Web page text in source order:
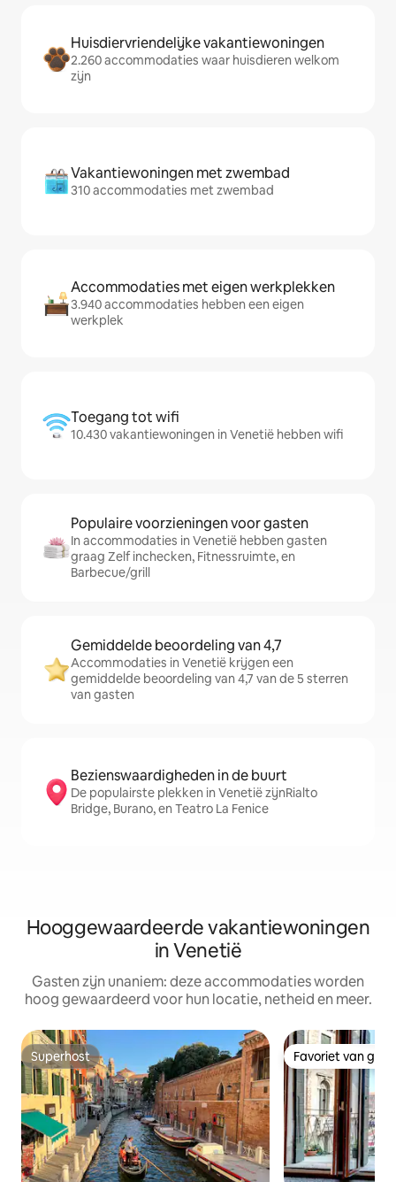
Huisdiervriendelijke vakantiewoningen
2.260 accommodaties waar huisdieren welkom
zijn
Vakantiewoningen met zwembad
310 accommodaties met zwembad
Accommodaties met eigen werkplekken
3.940 accommodaties hebben een eigen
werkplek
Toegang tot wifi
10.430 vakantiewoningen in Venetië hebben wifi
Populaire voorzieningen voor gasten
In accommodaties in Venetië hebben gasten
graag Zelf inchecken, Fitnessruimte, en
Barbecue/grill
Gemiddelde beoordeling van 4,7
Accommodaties in Venetië krijgen een
gemiddelde beoordeling van 4,7 van de 5 sterren
van gasten
Bezienswaardigheden in de buurt
De populairste plekken in Venetië zijnRialto
Bridge, Burano, en Teatro La Fenice
Hooggewaardeerde vakantiewoningen
in Venetië
Gasten zijn unaniem: deze accommodaties worden
hoog gewaardeerd voor hun locatie, netheid en meer.
Superhost
Superhost Favoriet van
Favoriet van